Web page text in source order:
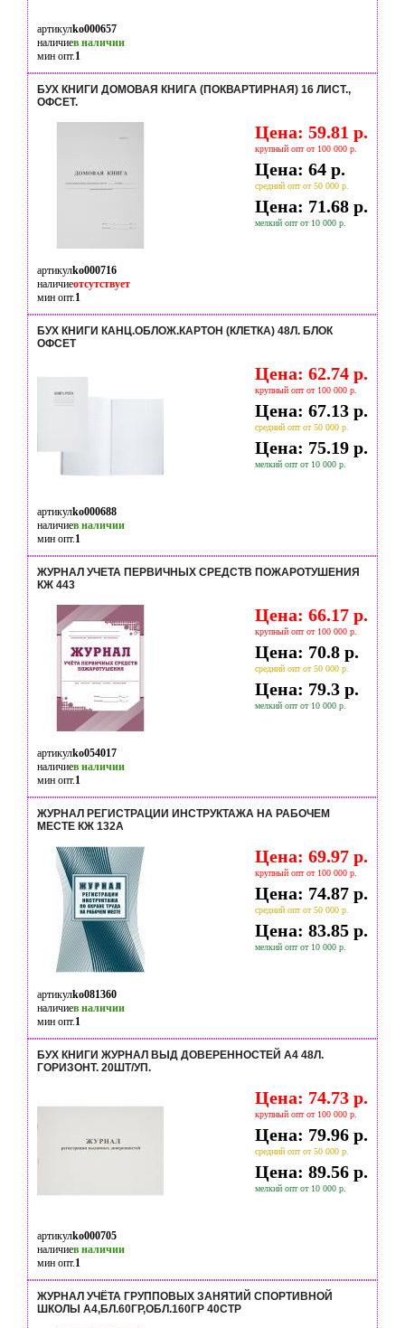
артикулko000657
наличиев наличии
мин опт.1
БУХ КНИГИ ДОМОВАЯ КНИГА (ПОКВАРТИРНАЯ) 16 ЛИСТ.,
ОФСЕТ.
Цена: 59.81 р.
крупный опт от 100 000 р.
Цена: 64 р.
средний опт от 50 000 р.
Цена: 71.68 р.
мелкий опт от 10 000 р.
артикулko000716
наличиеотсутствует
мин опт.1
БУХ КНИГИ КАНЦ.ОБЛОЖ.КАРТОН (КЛЕТКА) 48Л. БЛОК
ОФСЕТ
Цена: 62.74 р.
крупный опт от 100 000 р.
Цена: 67.13 р.
средний опт от 50 000 р.
Цена: 75.19 р.
мелкий опт от 10 000 р.
артикулko000688
наличиев наличии
мин опт.1
ЖУРНАЛ УЧЕТА ПЕРВИЧНЫХ СРЕДСТВ ПОЖАРОТУШЕНИЯ
КЖ 443
Цена: 66.17 р.
крупный опт от 100 000 р.
Цена: 70.8 р.
средний опт от 50 000 р.
Цена: 79.3 р.
мелкий опт от 10 000 р.
артикулko054017
наличиев наличии
мин опт.1
ЖУРНАЛ РЕГИСТРАЦИИ ИНСТРУКТАЖА НА РАБОЧЕМ
МЕСТЕ КЖ 132А
Цена: 69.97 р.
крупный опт от 100 000 р.
Цена: 74.87 р.
средний опт от 50 000 р.
Цена: 83.85 р.
мелкий опт от 10 000 р.
артикулko081360
наличиев наличии
мин опт.1
БУХ КНИГИ ЖУРНАЛ ВЫД ДОВЕРЕННОСТЕЙ А4 48Л.
ГОРИЗОНТ. 20ШТ/УП.
Цена: 74.73 р.
крупный опт от 100 000 р.
Цена: 79.96 р.
средний опт от 50 000 р.
Цена: 89.56 р.
мелкий опт от 10 000 р.
артикулko000705
наличиев наличии
мин опт.1
ЖУРНАЛ УЧЁТА ГРУППОВЫХ ЗАНЯТИЙ СПОРТИВНОЙ
ШКОЛЫ А4,БЛ.60ГР,ОБЛ.160ГР 40СТР